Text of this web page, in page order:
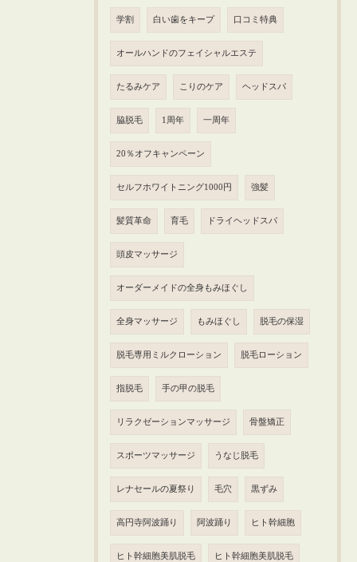
学割 白い歯をキープ 口コミ特典
オールハンドのフェイシャルエステ
たるみケア こりのケア ヘッドスパ
脇脱毛 1周年 一周年
20％オフキャンペーン
セルフホワイトニング1000円 強髪
髪質革命 育毛 ドライヘッドスパ
頭皮マッサージ
オーダーメイドの全身もみほぐし
全身マッサージ もみほぐし 脱毛の保湿
脱毛専用ミルクローション 脱毛ローション
指脱毛 手の甲の脱毛
リラクゼーションマッサージ 骨盤矯正
スポーツマッサージ うなじ脱毛
レナセールの夏祭り 毛穴 黒ずみ
高円寺阿波踊り 阿波踊り ヒト幹細胞
ヒト幹細胞美肌脱毛 ヒト幹細胞美肌脱毛